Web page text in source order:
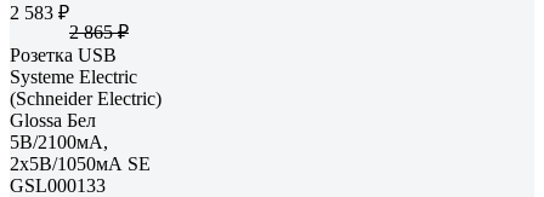
2 583 ₽
2 865 ₽
Розетка USB
Systeme Electric
(Schneider Electric)
Glossa Бел
5В/2100мА,
2х5В/1050мА SE
GSL000133